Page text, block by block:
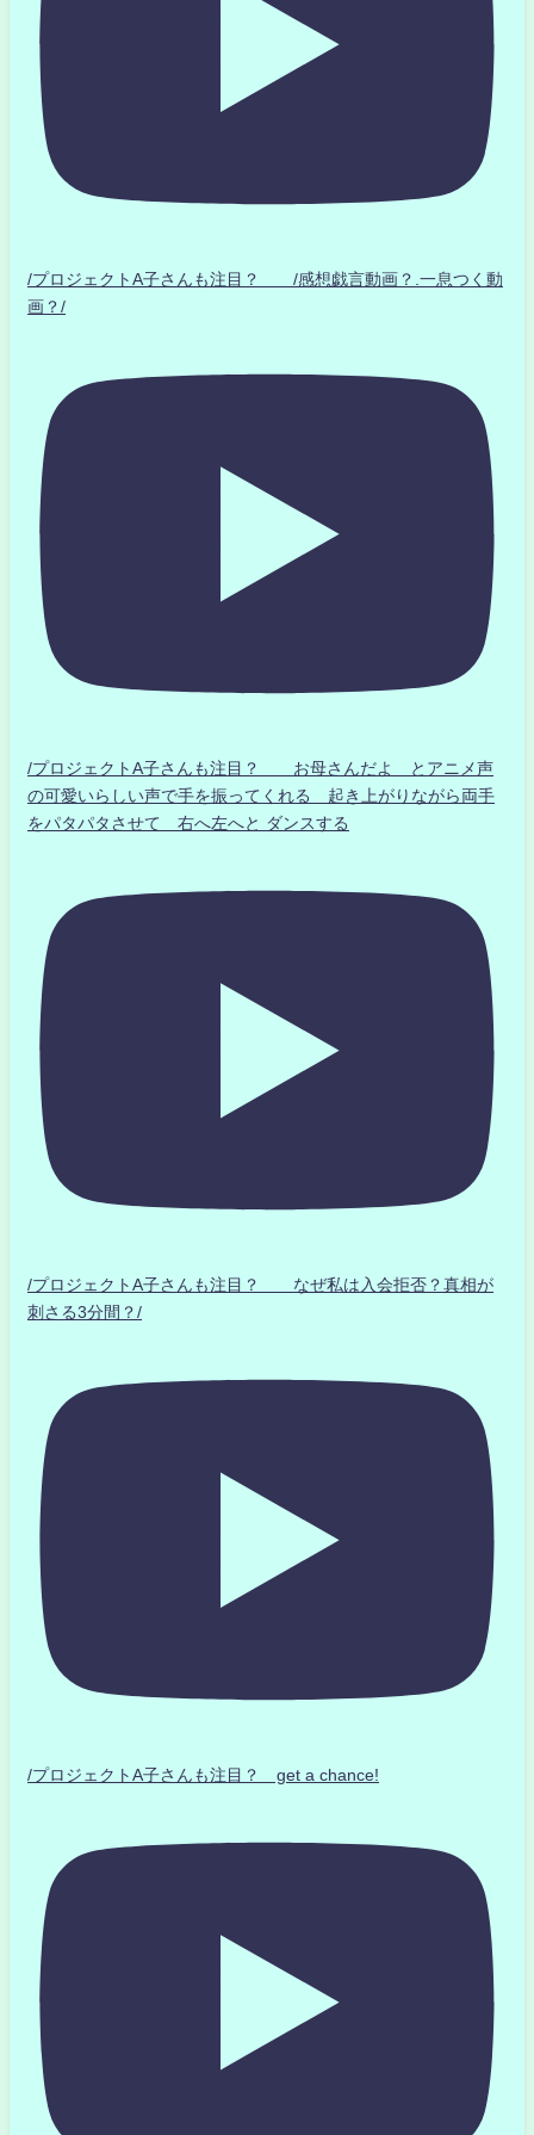
/プロジェクトA子さんも注目？ /感想戯言動画？.一息つく動
画？/
/プロジェクトA子さんも注目？ お母さんだよ とアニメ声
の可愛いらしい声で手を振ってくれる 起き上がりながら両手
をパタパタさせて 右へ左へと ダンスする
/プロジェクトA子さんも注目？ なぜ私は入会拒否？真相が
刺さる3分間？/
/プロジェクトA子さんも注目？ get a chance!